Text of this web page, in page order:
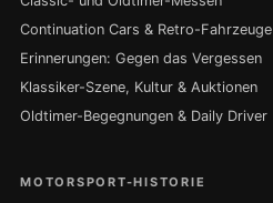
Continuation Cars & Retro-Fahrzeuge
Erinnerungen: Gegen das Vergessen
Klassiker-Szene, Kultur & Auktionen
Oldtimer-Begegnungen & Daily Driver
MOTORSPORT-HISTORIE